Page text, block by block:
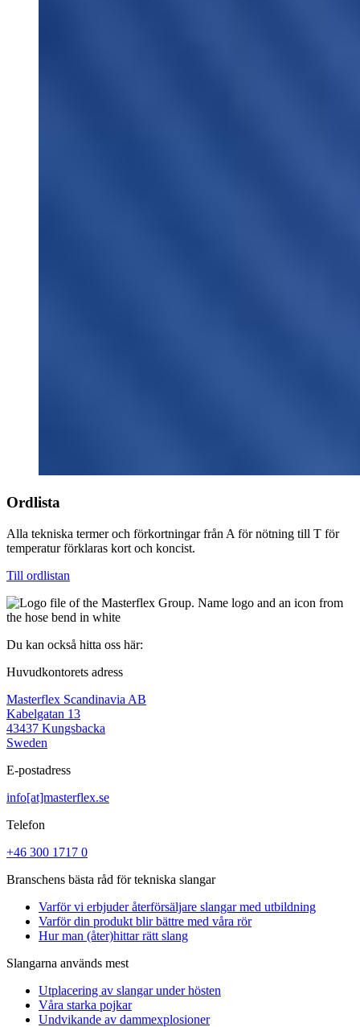
Ordlista
Alla tekniska termer och förkortningar från A för nötning till T för
temperatur förklaras kort och koncist.
Till ordlistan
Du kan också hitta oss här:
Huvudkontorets adress
Masterflex Scandinavia AB
Kabelgatan 13
43437 Kungsbacka
Sweden
E-postadress
info[at]masterflex.se
Telefon
+46 300 1717 0
Branschens bästa råd för tekniska slangar
Varför vi erbjuder återförsäljare slangar med utbildning
Varför din produkt blir bättre med våra rör
Hur man (åter)hittar rätt slang
Slangarna används mest
Utplacering av slangar under hösten
Våra starka pojkar
Undvikande av dammexplosioner